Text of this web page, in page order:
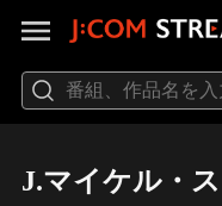
J.マイケル・